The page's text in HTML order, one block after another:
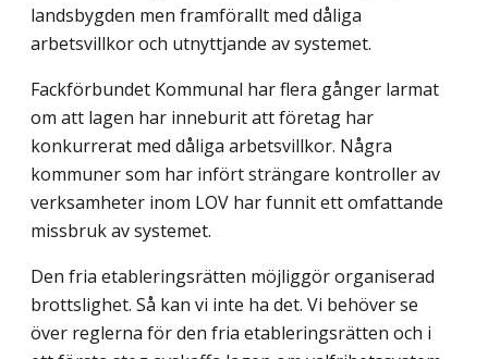
landsbygden men framförallt med dåliga
arbetsvillkor och utnyttjande av systemet.
Fackförbundet Kommunal har flera gånger larmat
om att lagen har inneburit att före­tag har
konkurrerat med dåliga arbetsvillkor. Några
kommuner som har infört strängare kontroller av
verksamheter inom LOV har funnit ett omfattande
missbruk av systemet.
Den fria etableringsrätten möjliggör organiserad
brottslighet. Så kan vi inte ha det. Vi behöver se
över reglerna för den fria etableringsrätten och i